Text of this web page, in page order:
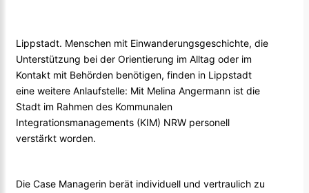
Lippstadt. Menschen mit Einwanderungsgeschichte, die
Unterstützung bei der Orientierung im Alltag oder im
Kontakt mit Behörden benötigen, finden in Lippstadt
eine weitere Anlaufstelle: Mit Melina Angermann ist die
Stadt im Rahmen des Kommunalen
Integrationsmanagements (KIM) NRW personell
verstärkt worden.
Die Case Managerin berät individuell und vertraulich zu